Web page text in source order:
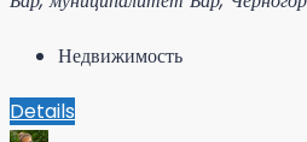
Недвижимость
Details